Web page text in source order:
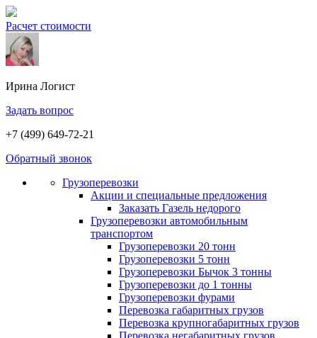
Расчет стоимости
Ирина Логист
Задать вопрос
+7 (499) 649-72-21
Обратный звонок
Грузоперевозки
Акции и специальные предложения
Заказать Газель недорого
Грузоперевозки автомобильным
транспортом
Грузоперевозки 20 тонн
Грузоперевозки 5 тонн
Грузоперевозки Бычок 3 тонны
Грузоперевозки до 1 тонны
Грузоперевозки фурами
Перевозка габаритных грузов
Перевозка крупногабаритных грузов
Перевозка негабаритных грузов